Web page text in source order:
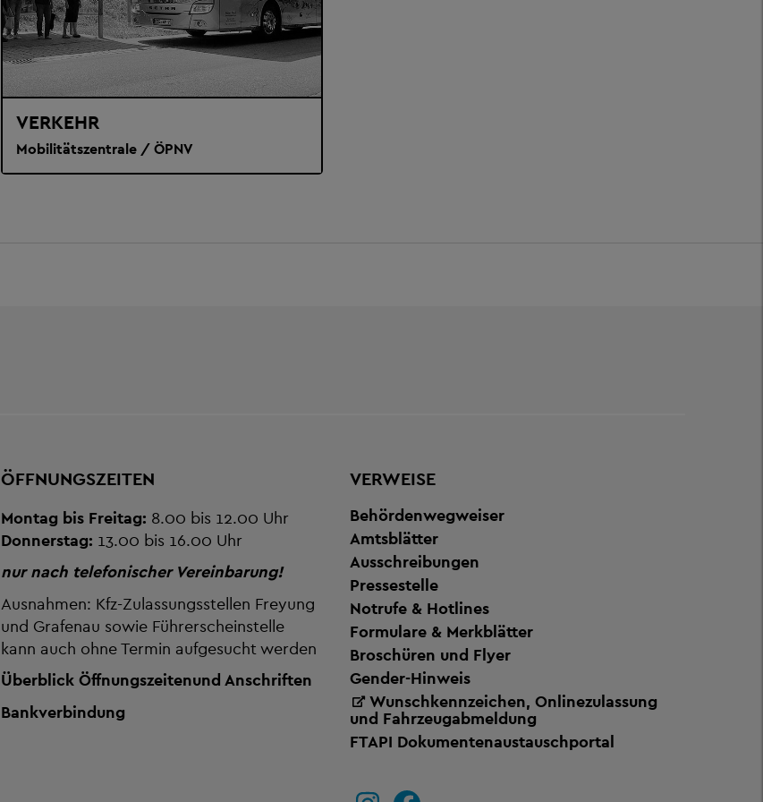
VERKEHR
Mobilitätszentrale / ÖPNV
ÖFFNUNGSZEITEN
Montag bis Freitag: 8.00 bis 12.00 Uhr
Donnerstag: 13.00 bis 16.00 Uhr
nur nach telefonischer Vereinbarung!
Ausnahmen: Kfz-Zulassungsstellen Freyung
und Grafenau sowie Führerscheinstelle
kann auch ohne Termin aufgesucht werden
Überblick Öffnungszeitenund Anschriften
Bankverbindung
VERWEISE
Behördenwegweiser
Amtsblätter
Ausschreibungen
Pressestelle
Notrufe & Hotlines
Formulare & Merkblätter
Broschüren und Flyer
Gender-Hinweis
Wunschkennzeichen, Onlinezulassung
und Fahrzeugabmeldung
FTAPI Dokumentenaustauschportal